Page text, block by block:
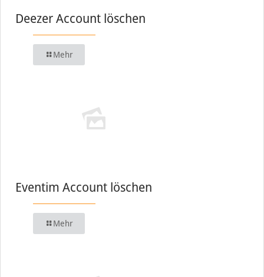
Deezer Account löschen
Mehr
Eventim Account löschen
Mehr